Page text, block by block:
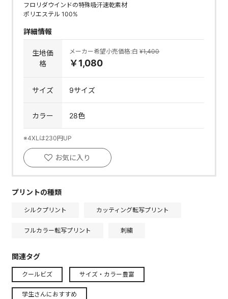
フロリダウインドの特殊吸汗速乾素材
ポリエステル 100%
詳細情報
生地価
格
メーカー希望小売価格:白¥1,400
￥1,080
サイズ 9サイズ
カラー 28色
※4XLは230円UP
お気に入り
プリントの種類
シルクプリント カッティング転写プリント
フルカラー転写プリント 刺繍
関連タグ
クールビズ サイズ・カラー豊富
学生さんにおすすめ